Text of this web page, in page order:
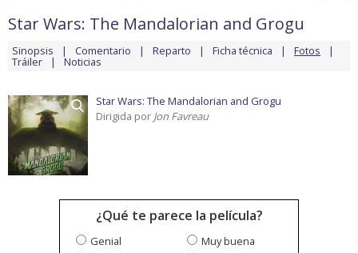
Star Wars: The Mandalorian and Grogu
Sinopsis Comentario Reparto Ficha técnica Fotos
Tráiler Noticias
Star Wars: The Mandalorian and Grogu
Dirigida por Jon Favreau
¿Qué te parece la película?
Genial
Muy buena